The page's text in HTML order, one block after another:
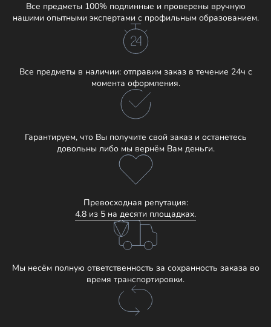
Все предметы 100% подлинные и проверены вручную
нашими опытными экспертами с профильным образованием.
Все предметы в наличии: отправим заказ в течение 24ч с
момента оформления.
Гарантируем, что Вы получите свой заказ и останетесь
довольны либо мы вернём Вам деньги.
Превосходная репутация:
4.8 из 5 на десяти площадках.
Мы несём полную ответственность за сохранность заказа во
время транспортировки.